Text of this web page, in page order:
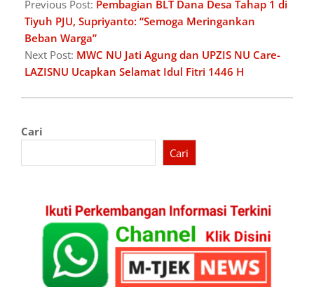
03-
29
Previous Post: Pembagian BLT Dana Desa Tahap 1 di
Tiyuh PJU, Supriyanto: “Semoga Meringankan
Beban Warga”
Next Post: MWC NU Jati Agung dan UPZIS NU Care-
LAZISNU Ucapkan Selamat Idul Fitri 1446 H
Cari
Cari